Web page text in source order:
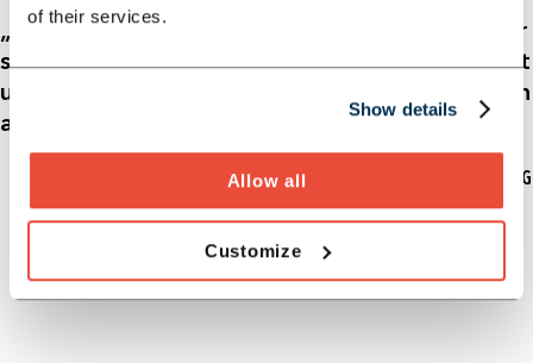
of their services.
Show details
Allow all
Customize
„Für mich bedeutet „together we grow“, dass wir
sowohl intern als auch in der Zusammenarbeit mit
unseren Kunden kontinuierlich an Verbesserungen
arbeiten – „together we improve“."
- ANDERS RYBERG